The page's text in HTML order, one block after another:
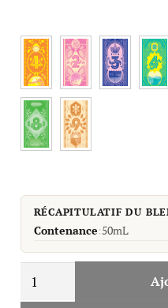
RÉCAPITULATIF DU
Contenance:50mL
quantité
de